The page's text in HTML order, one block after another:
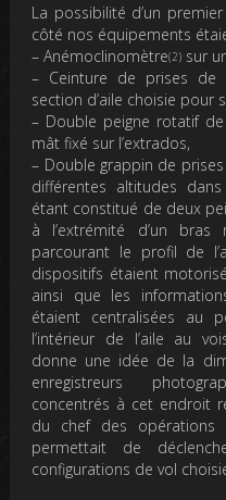
La possibilité d’un
côté nos équipements
– Anémoclinomètre(2) sur
– Ceinture de prises
section d’aile choisie pour
– Double peigne rotatif de
mât fixé sur l’extrados,
– Double grappin de
différentes altitudes
étant constitué de deux
à l’extrémité d’un
parcourant le profil de
dispositifs étaient
ainsi que les
étaient centralisées au
l’intérieur de l’aile au
donne une idée de la
enregistreurs
concentrés à cet endroit
du chef des
permettait de
configurations de vol